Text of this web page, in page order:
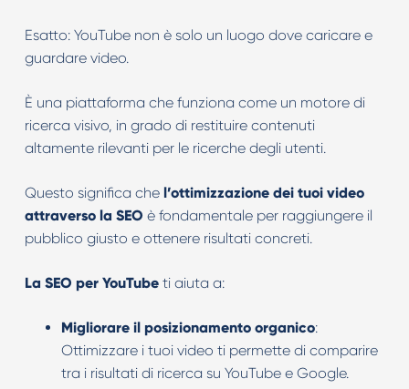
Esatto: YouTube non è solo un luogo dove caricare e
guardare video.
È una piattaforma che funziona come un motore di
ricerca visivo, in grado di restituire contenuti
altamente rilevanti per le ricerche degli utenti.
Questo significa che l’ottimizzazione dei tuoi video
attraverso la SEO è fondamentale per raggiungere il
pubblico giusto e ottenere risultati concreti.
La SEO per YouTubeti aiuta a:
Migliorare il posizionamento organico:
Ottimizzare i tuoi video ti permette di comparire
tra i risultati di ricerca su YouTube e Google.